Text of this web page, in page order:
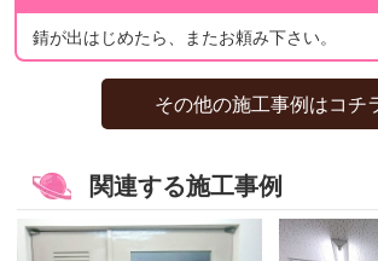
錆が出はじめたら、またお頼み下さい。
その他の施工事例はコチ
関連する施工事例